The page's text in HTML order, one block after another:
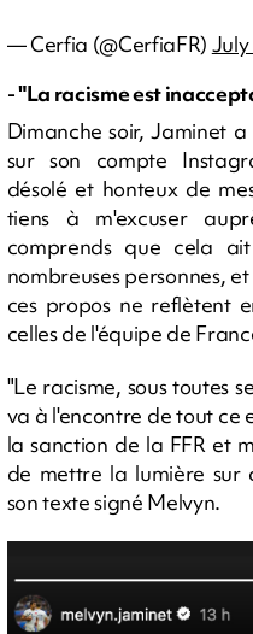
— Cerfia (@CerfiaFR)
- "La racisme est
Dimanche soir, Jaminet
sur son compte
désolé et honteux de
tiens à m'excuser
comprends que cela
nombreuses personnes,
ces propos ne reflètent
celles de l'équipe de
"Le racisme, sous toutes
va à l'encontre de tout ce
la sanction de la FFR et
de mettre la lumière sur
son texte signé Melvyn.